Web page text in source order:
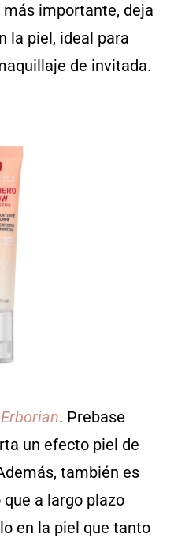
más importante, deja
la piel, ideal para
de invitada.
. Prebase
un efecto piel de
también es
a largo plazo
en la piel que tanto